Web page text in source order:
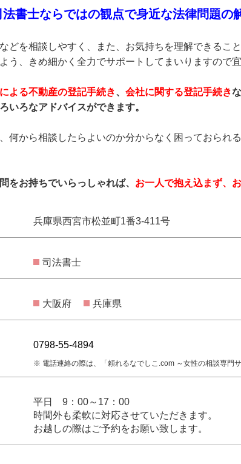
書士ならではの観点で身近な法律問題の
どを相談しやすく、また、お気持ちを理解できるこ
う、きめ細かく全力でサポートしてまいりますので
よる不動産の登記手続き、 会社に関する登記手続き
いろなアドバイスができます。
何から相談したらよいのか分からなく困っておられ
をお持ちでいらっしゃれば、 お一人で抱え込まず、
兵庫県西宮市松並町1番3-411号
司法書士
大阪府 兵庫県
0798-55-4894
電話連絡の際は、「頼れるなでしこ.com ～女性の相談専門
平日 9：00～17：00
時間外も柔軟に対応させていただきます。
お越しの際はご予約をお願い致します。